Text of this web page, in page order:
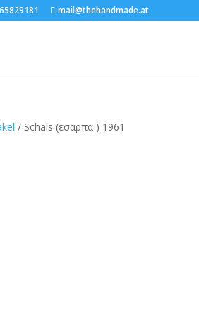
mail@thehandmade.at
/ Schals (εσαρπα ) 1961